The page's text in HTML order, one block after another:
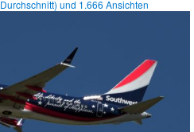
Durchschnitt) und 1.666 Ansichten